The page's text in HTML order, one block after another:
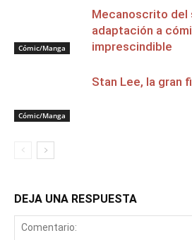
Cómic/Manga
Mecanoscrito del
adaptación a
imprescindible
Cómic/Manga
Stan Lee, la gran
DEJA UNA RESPUESTA